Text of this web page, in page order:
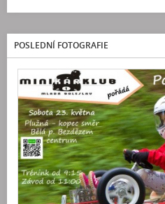
POSLEDNÍ FOTOGRAFIE